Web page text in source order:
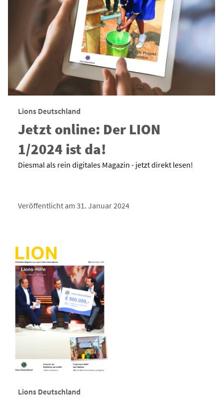
Lions Deutschland
Jetzt online: Der LION
1/2024 ist da!
Diesmal als rein digitales Magazin - jetzt direkt lesen!
Veröffentlicht am 31. Januar 2024
Lions Deutschland